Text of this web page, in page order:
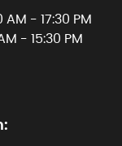
- 17:30 PM
- 15:30 PM